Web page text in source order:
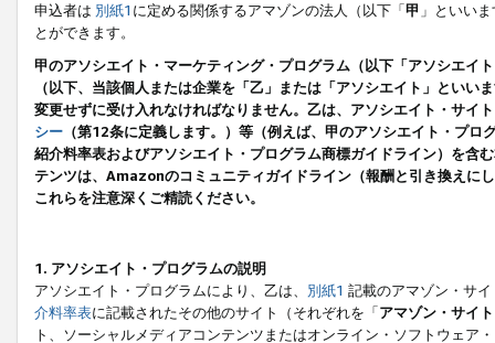
申込者は 別紙1 に定める関係するアマゾンの法人（以下「甲 」といい
とができます。
甲のアソシエイト・マーケティング・プログラム（以下「アソシエイ
（以下、当該個人または企業を「乙」または「アソシエイト」とい
変更せずに受け入れなければなりません。乙は、アソシエイト・サイ
シー （第12条に定義します。）等（例えば、甲のアソシエイト・プ
紹介料率表およびアソシエイト・プログラム商標ガイドライン）を
テンツは、Amazonのコミュニティガイドライン（報酬と引き換えに
これらを注意深くご精読ください。
1. アソシエイト・プログラムの説明
アソシエイト・プログラムにより、乙は、 別紙1 記載のアマゾン・サ
介料率表に記載されたその他のサイト（それぞれを「アマゾン・サイト
ト、ソーシャルメディアコンテンツまたはオンライン・ソフトウェア